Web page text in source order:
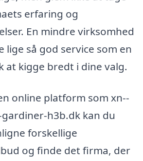
erfaring og
En mindre virksomhed
lige så god service som en
at kigge bredt i dine valg.
online platform som xn--
h3b.dk kan du
forskellige
og finde det firma, der